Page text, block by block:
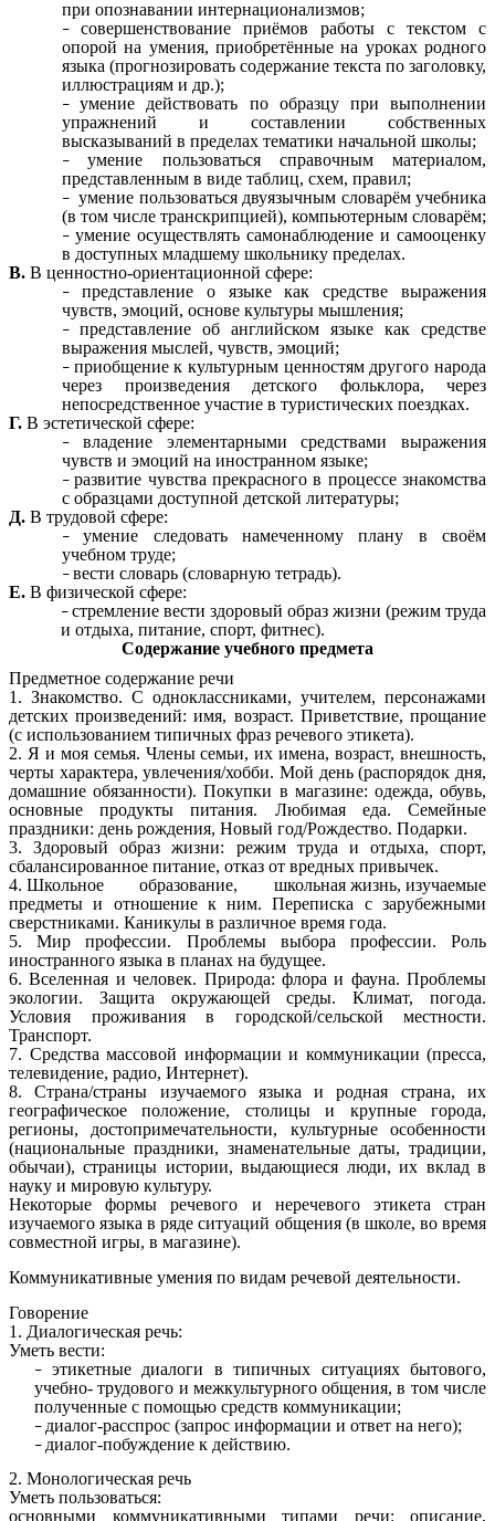
при опознавании интернационализмов;
совершенствование приёмов работы с текстом с
опорой на умения, приобретённые на уроках родного
языка (прогнозировать содержание текста по заголовку,
иллюстрациям и др.);
умение действовать по образцу при выполнении
упражнений и составлении собственных
высказываний в пределах тематики начальной школы;
умение пользоваться справочным материалом,
представленным в виде таблиц, схем, правил;
умение пользоваться двуязычным словарём учебника
(в том числе транскрипцией), компьютерным словарём;
умение осуществлять самонаблюдение и самооценку
в доступных младшему школьнику пределах.
В. В ценностно-ориентационной сфере:
представление о языке как средстве выражения
чувств, эмоций, основе культуры мышления;
представление об английском языке как средстве
выражения мыслей, чувств, эмоций;
приобщение к культурным ценностям другого народа
через произведения детского фольклора, через
непосредственное участие в туристических поездках.
Г. В эстетической сфере:
владение элементарными средствами выражения
чувств и эмоций на иностранном языке;
развитие чувства прекрасного в процессе знакомства
с образцами доступной детской литературы;
Д. В трудовой сфере:
умение следовать намеченному плану в своём
учебном труде;
вести словарь (словарную тетрадь).
Е. В физической сфере:
стремление вести здоровый образ жизни (режим труда
и отдыха, питание, спорт, фитнес).
Содержание учебного предмета
Предметное содержание речи
1. Знакомство. С одноклассниками, учителем, персонажами
детских произведений: имя, возраст. Приветствие, прощание
(с использованием типичных фраз речевого этикета).
2. Я и моя семья. Члены семьи, их имена, возраст, внешность,
черты характера, увлечения/хобби. Мой день (распорядок дня,
домашние обязанности). Покупки в магазине: одежда, обувь,
основные продукты питания. Любимая еда. Семейные
праздники: день рождения, Новый год/Рождество. Подарки.
3. Здоровый образ жизни: режим труда и отдыха, спорт,
сбалансированное питание, отказ от вредных привычек.
4. Школьное образование, школьная жизнь, изучаемые
предметы и отношение к ним. Переписка с зарубежными
сверстниками. Каникулы в различное время года.
5. Мир профессии. Проблемы выбора профессии. Роль
иностранного языка в планах на будущее.
6. Вселенная и человек. Природа: флора и фауна. Проблемы
экологии. Защита окружающей среды. Климат, погода.
Условия проживания в городской/сельской местности.
Транспорт.
7. Средства массовой информации и коммуникации (пресса,
телевидение, радио, Интернет).
8. Страна/страны изучаемого языка и родная страна, их
географическое положение, столицы и крупные города,
регионы, достопримечательности, культурные особенности
(национальные праздники, знаменательные даты, традиции,
обычаи), страницы истории, выдающиеся люди, их вклад в
науку и мировую культуру.
Некоторые формы речевого и неречевого этикета стран
изучаемого языка в ряде ситуаций общения (в школе, во время
совместной игры, в магазине).
Коммуникативные умения по видам речевой деятельности.
Говорение
1. Диалогическая речь:
Уметь вести:
этикетные диалоги в типичных ситуациях бытового,
учебно- трудового и межкультурного общения, в том числе
полученные с помощью средств коммуникации;
диалог-расспрос (запрос информации и ответ на него);
диалог-побуждение к действию.
2. Монологическая речь
Уметь пользоваться:
основными коммуникативными типами речи: описание,